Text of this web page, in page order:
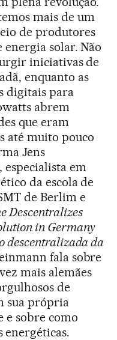
mais de um
de produtores
energia solar. Não
iniciativas de
enquanto as
digitais para
abrem
que eram
até muito pouco
Jens
em
da escola de
de Berlim e
Descentralizes
in Germany
descentralizada da
fala sobre
mais alemães
de
sua própria
e sobre como